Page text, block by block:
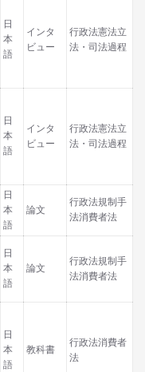
日
本
語
インタ
ビュー
行政法憲法立
法・司法過程
日
本
語
インタ
ビュー
行政法憲法立
法・司法過程
日
本
語
論文
行政法規制手
法消費者法
日
本
語
論文
行政法規制手
法消費者法
日
本
語
教科書
行政法消費者
法